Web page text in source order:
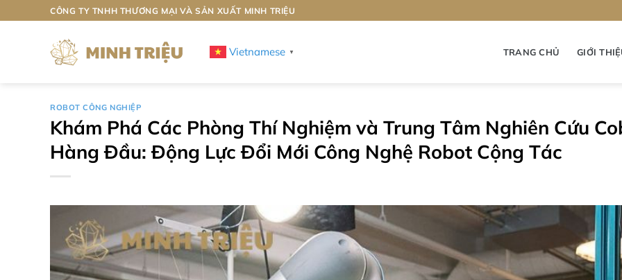
qua
CÔNG TY TNHH THƯƠNG MẠI VÀ SẢN XUẤT MINH TRIỆU
Vietnamese ▼ TRANG CHỦ GIỚI
ROBOT CÔNG NGHIỆP
Khám Phá Các Phòng Thí Nghiệm và Trung Tâm Nghiên Cứu
Hàng Đầu: Động Lực Đổi Mới Công Nghệ Robot Cộng Tác